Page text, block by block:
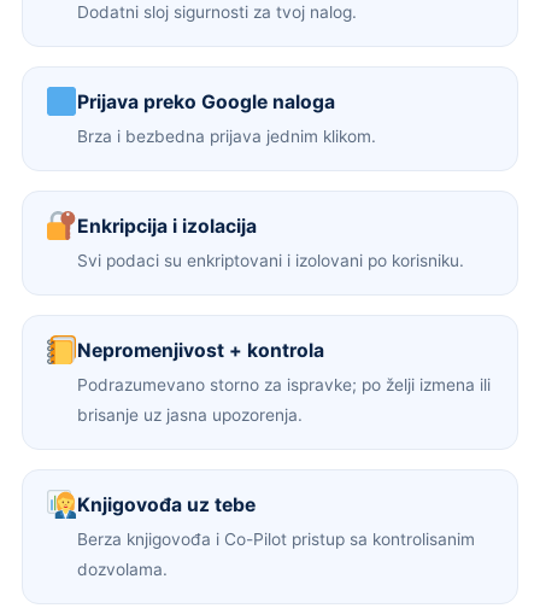
Dodatni sloj sigurnosti za tvoj nalog.
Prijava preko Google naloga
Brza i bezbedna prijava jednim klikom.
Enkripcija i izolacija
Svi podaci su enkriptovani i izolovani po korisniku.
Nepromenjivost + kontrola
Podrazumevano storno za ispravke; po želji izmena ili
brisanje uz jasna upozorenja.
Knjigovođa uz tebe
Berza knjigovođa i Co-Pilot pristup sa kontrolisanim
dozvolama.